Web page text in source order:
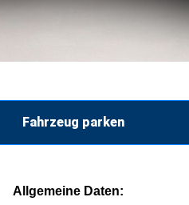
Fahrzeug parken
Allgemeine Daten: